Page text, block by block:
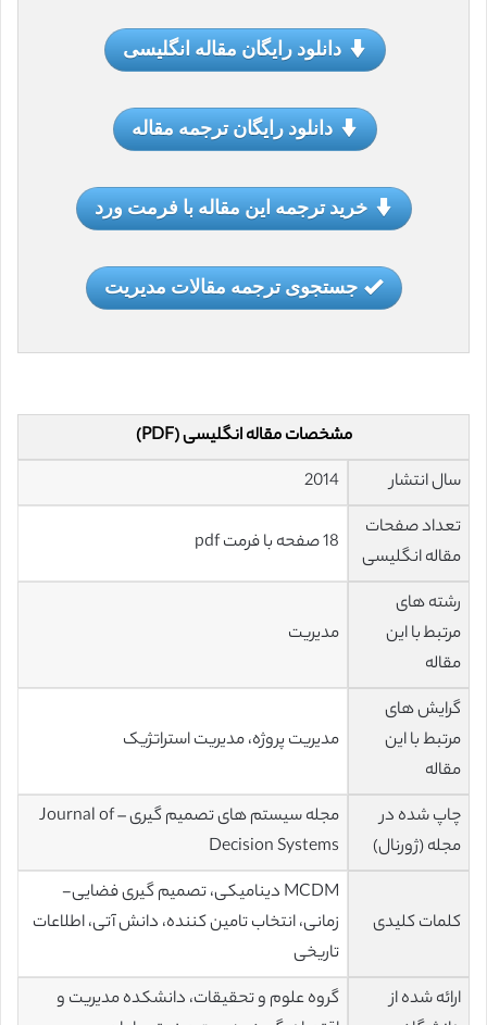
دانلود رایگان مقاله انگلیسی
دانلود رایگان ترجمه مقاله
خرید ترجمه این مقاله با فرمت ورد
جستجوی ترجمه مقالات مدیریت
مشخصات مقاله انگلیسی (PDF)
سال انتشار
2014
تعداد صفحات
مقاله انگلیسی
18 صفحه با فرمت pdf
رشته های
مرتبط با این
مقاله
مدیریت
گرایش های
مرتبط با این
مقاله
مدیریت پروژه، مدیریت استراتژیک
چاپ شده در
مجله (ژورنال)
مجله سیستم های تصمیم گیری – Journal of
Decision Systems
کلمات کلیدی
MCDM دینامیکی، تصمیم گیری فضایی-
زمانی، انتخاب تامین کننده، دانش آتی، اطلاعات
تاریخی
ارائه شده از
گروه علوم و تحقیقات، دانشکده مدیریت و